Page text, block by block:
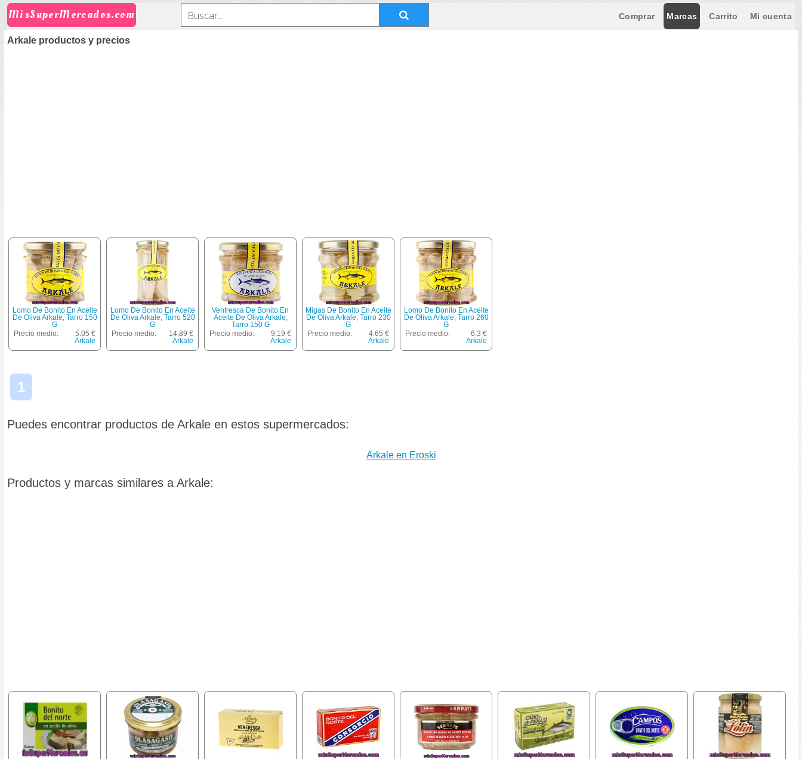
MisSuperMercados.com Comprar Marcas Carrito Mi cuenta
Arkale productos y precios
Lomo De Bonito En Aceite
De Oliva Arkale, Tarro 150
G
Precio medio:
5.05 €
Arkale
Lomo De Bonito En Aceite
De Oliva Arkale, Tarro 520
G
Precio medio:
14.89 €
Arkale
Ventresca De Bonito En
Aceite De Oliva Arkale,
Tarro 150 G
Precio medio:
9.19 €
Arkale
Migas De Bonito En Aceite
De Oliva Arkale, Tarro 230
G
Precio medio:
4.65 €
Arkale
Lomo De Bonito En Aceite
De Oliva Arkale, Tarro 260
G
Precio medio:
6.3 €
Arkale
1
Puedes encontrar productos de Arkale en estos supermercados:
Arkale en Eroski
Productos y marcas similares a Arkale: